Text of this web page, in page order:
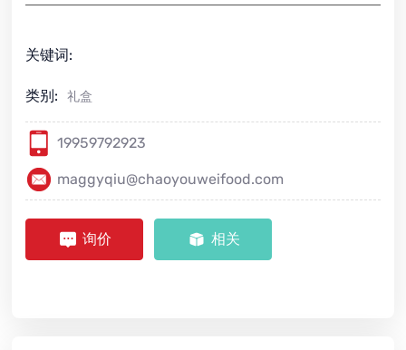
关键词:
类别: 礼盒
19959792923
maggyqiu@chaoyouweifood.com
询价 相关